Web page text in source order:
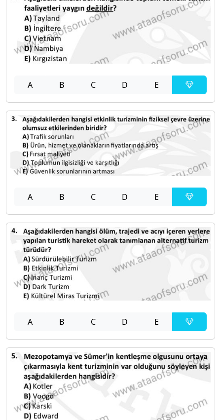
A B C D E
A B C D E
A B C D E